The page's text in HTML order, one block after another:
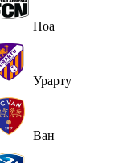
Ноа
Урарту
Ван